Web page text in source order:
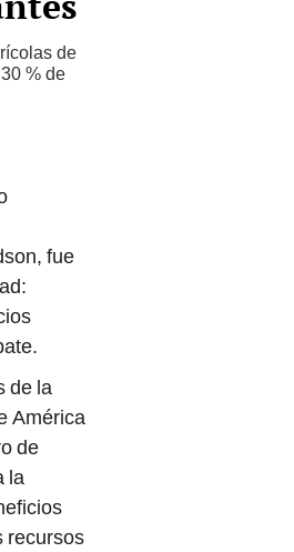
de
% de
fue
de la
América
de
la
recursos